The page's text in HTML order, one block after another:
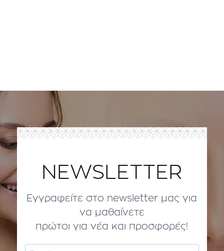
NEWSLETTER
Εγγραφείτε στο newsletter μας για
να μαθαίνετε
πρώτοι για νέα και προσφορές!